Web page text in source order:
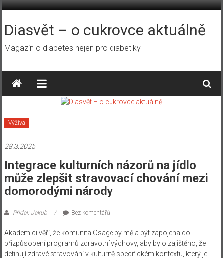
Přeskočit
obsah
Diasvět – o cukrovce aktuálně
Magazín o diabetes nejen pro diabetiky
Výživa
28.3.2025
Integrace kulturních názorů na jídlo
může zlepšit stravovací chování mezi
domorodými národy
Přidal: Jakub Bez komentářů
Akademici věří, že komunita Osage by měla být zapojena do
přizpůsobení programů zdravotní výchovy, aby bylo zajištěno, že
definují zdravé stravování v kulturně specifickém kontextu, který je